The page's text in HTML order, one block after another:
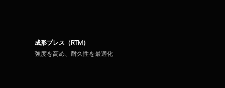
成形プレス（RTM）
強度を高め、耐久性を最適化